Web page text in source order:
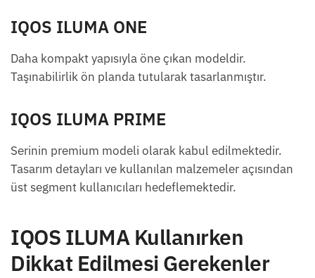
IQOS ILUMA ONE
Daha kompakt yapısıyla öne çıkan modeldir.
Taşınabilirlik ön planda tutularak tasarlanmıştır.
IQOS ILUMA PRIME
Serinin premium modeli olarak kabul edilmektedir.
Tasarım detayları ve kullanılan malzemeler açısından
üst segment kullanıcıları hedeflemektedir.
IQOS ILUMA Kullanırken
Dikkat Edilmesi Gerekenler